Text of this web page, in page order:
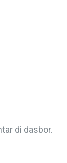
di dasbor.